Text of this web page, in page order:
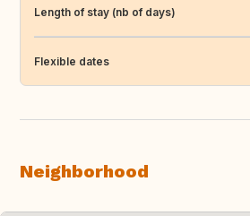
Length of stay (nb of days)
Flexible dates
Neighborhood